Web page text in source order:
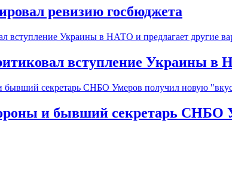
ревизию госбюджета
вступление Украины в
и бывший секретарь СНБО